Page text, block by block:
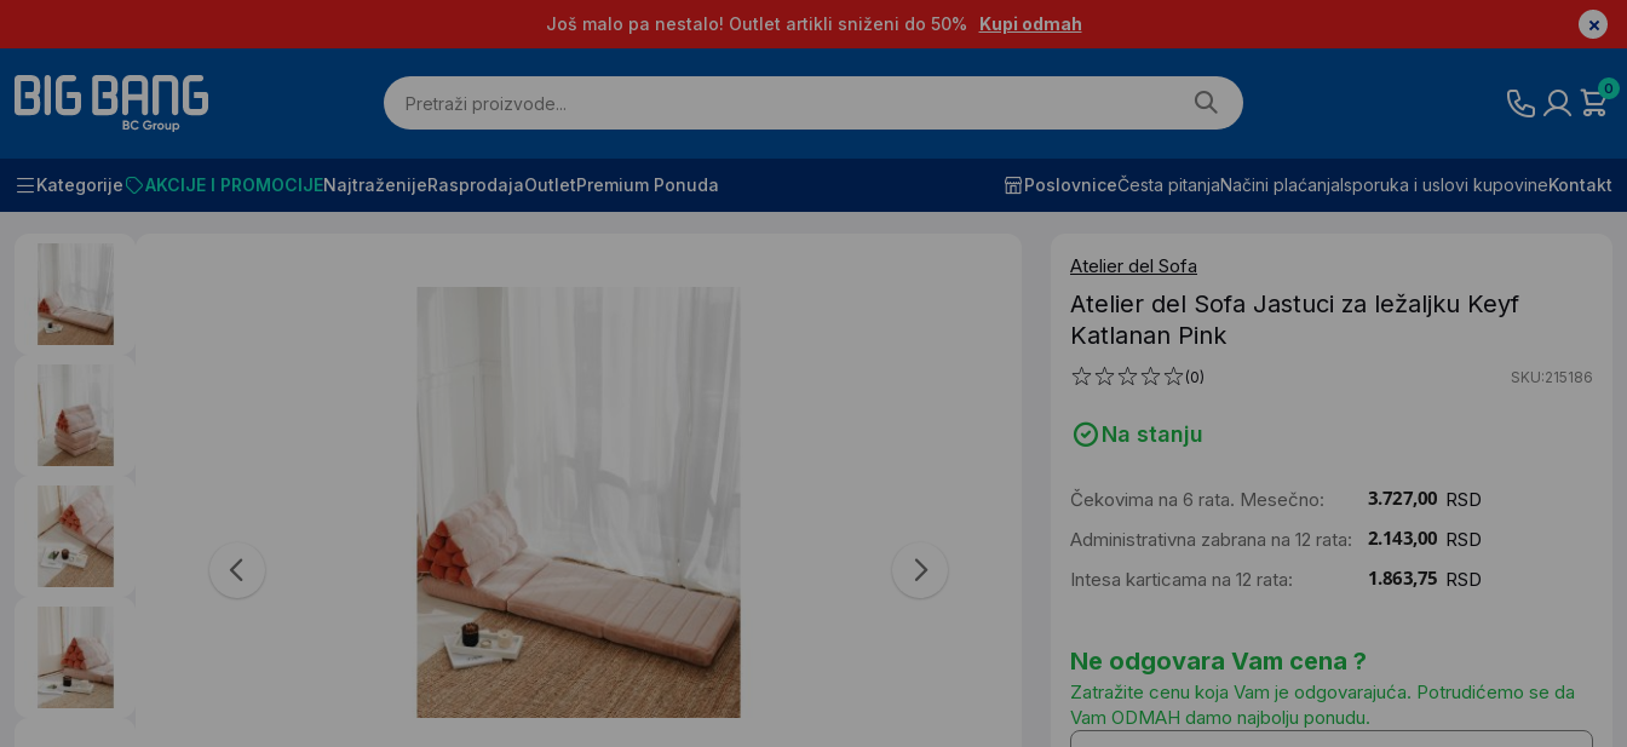
Još malo pa nestalo! Outlet artikli sniženi do 50% Kupi odmah
0
Kategorije AKCIJE I PROMOCIJENajtraženijeRasprodajaOutletPremium Ponuda PoslovniceČesta pitanjaNačini plaćanjaIsporuka i uslovi kupovineKontakt
Početna SVE ZA BAŠTU Bastenske lezaljke
Atelier del Sofa
Atelier del Sofa Jastuci za ležaljku Keyf
Katlanan Pink
(0) SKU:215186
Na stanju
Čekovima na 6 rata. Mesečno:
RSD
Administrativna zabrana na 12 rata:
RSD
Intesa karticama na 12 rata:
RSD
Ne odgovara Vam cena ?
Zatražite cenu koja Vam je odgovarajuća. Potrudićemo se da
Vam ODMAH damo najbolju ponudu.